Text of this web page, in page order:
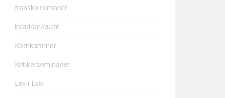
franska romaner
in/ad/ae/qu/at
Kornkammer
Kritikerseminariet
Lev i Lviv